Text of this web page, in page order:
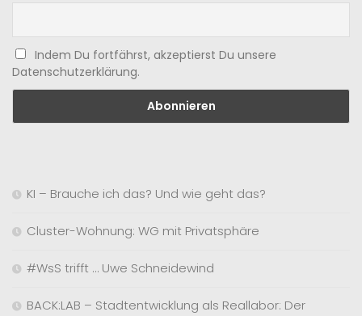
Indem Du fortfährst, akzeptierst Du unsere
Datenschutzerklärung.
KI – Brauche ich das? Und wie geht das?
Cluster-Wohnung: WG mit Privatsphäre
#WsS trifft … Uwe Schneidewind
BACK:LAB – Stadtentwicklung als Reallabor: Der